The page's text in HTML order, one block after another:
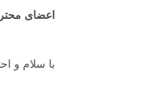
اعضای
با سلام و